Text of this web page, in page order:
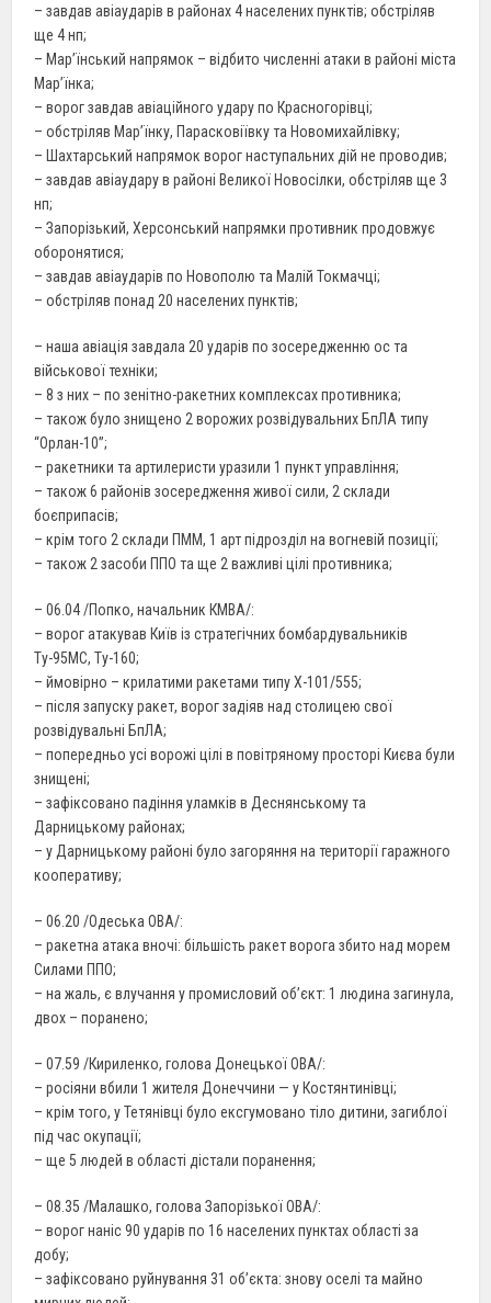
– завдав авіаударів в районах 4 населених пунктів; обстріляв
ще 4 нп;
– Мар’їнський напрямок – відбито численні атаки в районі міста
Мар’їнка;
– ворог завдав авіаційного удару по Красногорівці;
– обстріляв Мар’їнку, Парасковіївку та Новомихайлівку;
– Шахтарський напрямок ворог наступальних дій не проводив;
– завдав авіаудару в районі Великої Новосілки, обстріляв ще 3
нп;
– Запорізький, Херсонський напрямки противник продовжує
оборонятися;
– завдав авіаударів по Новополю та Малій Токмачці;
– обстріляв понад 20 населених пунктів;
– наша авіація завдала 20 ударів по зосередженню ос та
військової техніки;
– 8 з них – по зенітно-ракетних комплексах противника;
– також було знищено 2 ворожих розвідувальних БпЛА типу
“Орлан-10”;
– ракетники та артилеристи уразили 1 пункт управління;
– також 6 районів зосередження живої сили, 2 склади
боєприпасів;
– крім того 2 склади ПММ, 1 арт підрозділ на вогневій позиції;
– також 2 засоби ППО та ще 2 важливі цілі противника;
– 06.04 /Попко, начальник КМВА/:
– ворог атакував Київ із стратегічних бомбардувальників
Ту-95МС, Ту-160;
– ймовірно – крилатими ракетами типу Х-101/555;
– після запуску ракет, ворог задіяв над столицею свої
розвідувальні БпЛА;
– попередньо усі ворожі цілі в повітряному просторі Києва були
знищені;
– зафіксовано падіння уламків в Деснянському та
Дарницькому районах;
– у Дарницькому районі було загоряння на території гаражного
кооперативу;
– 06.20 /Одеська ОВА/:
– ракетна атака вночі: більшість ракет ворога збито над морем
Силами ППО;
– на жаль, є влучання у промисловий об’єкт: 1 людина загинула,
двох – поранено;
– 07.59 /Кириленко, голова Донецької ОВА/:
– росіяни вбили 1 жителя Донеччини — у Костянтинівці;
– крім того, у Тетянівці було ексгумовано тіло дитини, загиблої
під час окупації;
– ще 5 людей в області дістали поранення;
– 08.35 /Малашко, голова Запорізької ОВА/:
– ворог наніс 90 ударів по 16 населених пунктах області за
добу;
– зафіксовано руйнування 31 об’єкта: знову оселі та майно